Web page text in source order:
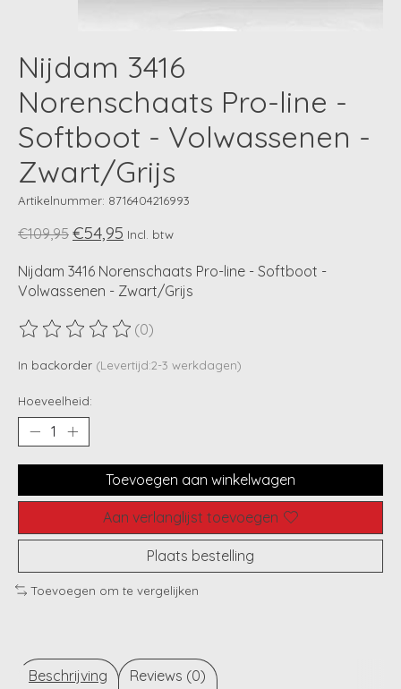
Nijdam 3416
Norenschaats Pro-line -
Softboot - Volwassenen -
Zwart/Grijs
Artikelnummer: 8716404216993
€109,95 €54,95 Incl. btw
Nijdam 3416 Norenschaats Pro-line - Softboot -
Volwassenen - Zwart/Grijs
De beoordeling van dit product is
(0)
In backorder (Levertijd:2-3 werkdagen)
Hoeveelheid:
Toevoegen aan winkelwagen
Aan verlanglijst toevoegen
Plaats bestelling
Toevoegen om te vergelijken
Beschrijving Reviews (0)